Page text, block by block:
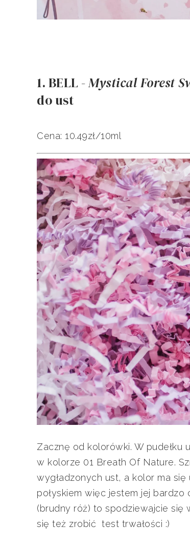
1. BELL -Mystical Forest
do ust
Cena: 10.49zł/10ml
Zacznę od kolorówki. W pudełku
w kolorze 01 Breath Of Nature.
wygładzonych ust, a kolor ma
połyskiem więc jestem jej bardzo
(brudny róż) to spodziewajcie się
się też zrobić test trwałości :)